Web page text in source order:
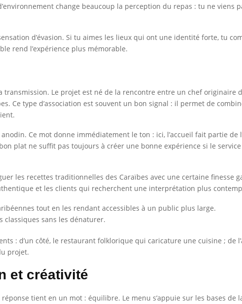
change beaucoup la perception du repas : tu ne viens
d’évasion. Si tu aimes les lieux qui ont une identité forte, tu
rend l’expérience plus mémorable.
transmission. Le projet est né de la rencontre entre un chef originaire
Ce type d’association est souvent un bon signal : il permet de
anodin. Ce mot donne immédiatement le ton : ici, l’accueil fait partie
plat ne suffit pas toujours à créer une bonne expérience si le
les recettes traditionnelles des Caraïbes avec une certaine finesse
et les clients qui recherchent une interprétation plus
tout en les rendant accessibles à un public plus large.
classiques sans les dénaturer.
: d’un côté, le restaurant folklorique qui caricature une cuisine ; de
projet.
et créativité
tient en un mot : équilibre. Le menu s’appuie sur les bases de